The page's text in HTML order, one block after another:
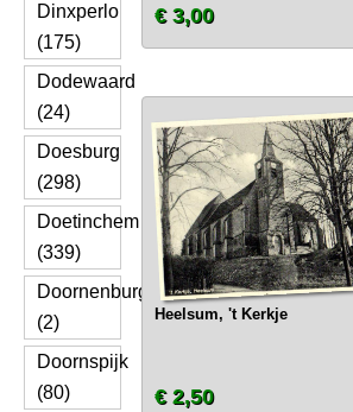
Dinxperlo
(175)
Dodewaard
(24)
Doesburg
(298)
Doetinchem
(339)
Doornenburg
(2)
Doornspijk
(80)
€ 3,00
Heelsum, 't Kerkje
€ 2,50